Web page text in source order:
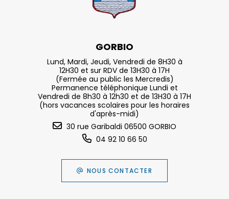
GORBIO
Lund, Mardi, Jeudi, Vendredi de 8H30 à
12H30 et sur RDV de 13H30 à 17H
(Fermée au public les Mercredis)
Permanence téléphonique Lundi et
Vendredi de 8h30 à 12h30 et de 13H30 à 17H
(hors vacances scolaires pour les horaires
d'après-midi)
30 rue Garibaldi 06500 GORBIO
04 92 10 66 50
NOUS CONTACTER